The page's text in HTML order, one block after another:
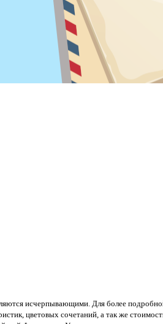
исчерпывающими. Для более
цветовых сочетаний, а так же